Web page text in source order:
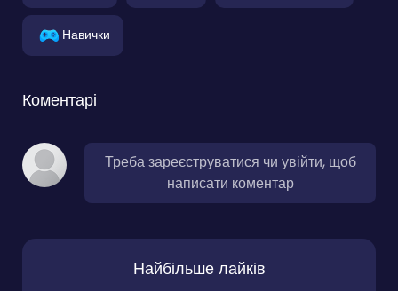
Навички
Коментарі
Треба зареєструватися чи увійти, щоб
написати коментар
Найбільше лайків